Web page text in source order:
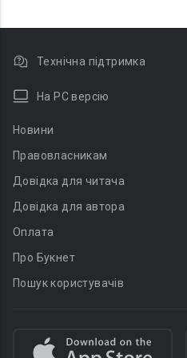
Технічна підтримка
На PC версію
Новини
Правовласникам
Довідка для читача
Довідка для автора
Оплата
Про Букнет
Пошук користувачів